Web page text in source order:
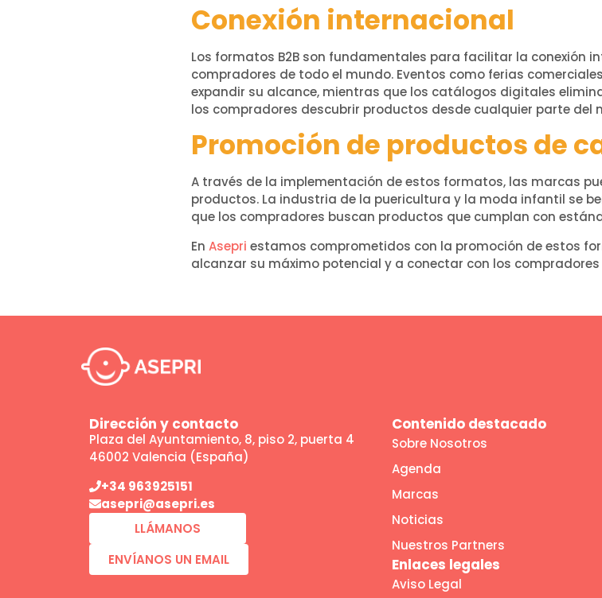
Conexión internacional
Los formatos B2B son fundamentales para facilitar la conexión
compradores de todo el mundo. Eventos como ferias
expandir su alcance, mientras que los catálogos digitales
los compradores descubrir productos desde cualquier parte del
Promoción de productos de
A través de la implementación de estos formatos, las marcas
productos. La industria de la puericultura y la moda infantil se
que los compradores buscan productos que cumplan con
En Asepri estamos comprometidos con la promoción de estos
alcanzar su máximo potencial y a conectar con los
Dirección y contacto
Plaza del Ayuntamiento, 8, piso 2, puerta 4
46002 Valencia (España)
+34 963925151
asepri@asepri.es
LLÁMANOS
ENVÍANOS UN EMAIL
Contenido destacado
Sobre Nosotros
Agenda
Marcas
Noticias
Nuestros Partners
Enlaces legales
Aviso Legal